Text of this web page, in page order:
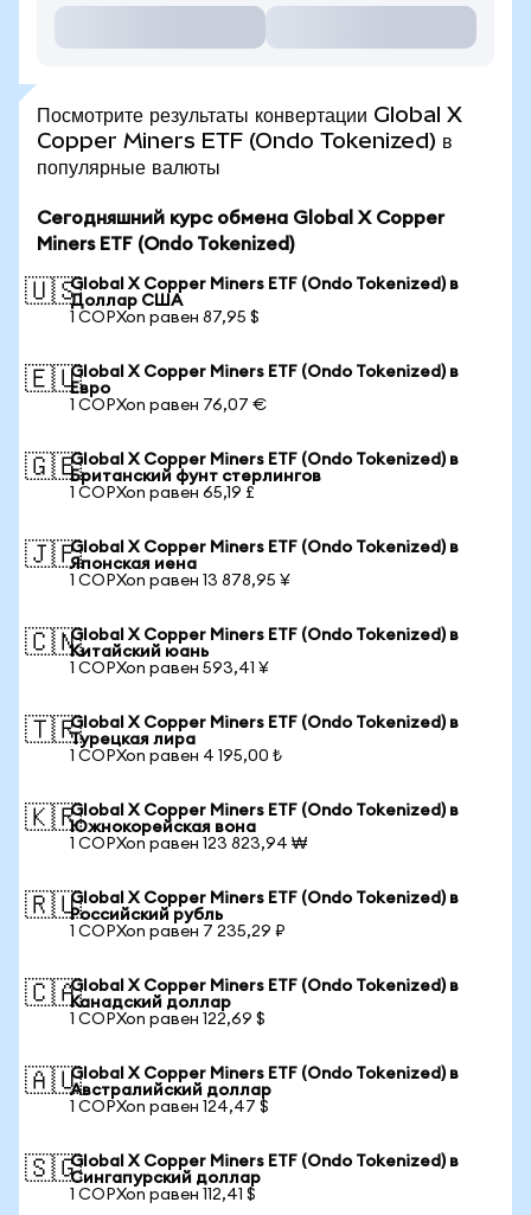
Посмотрите результаты конвертации Global X
Copper Miners ETF (Ondo Tokenized) в
популярные валюты
Сегодняшний курс обмена Global X Copper
Miners ETF (Ondo Tokenized)
🇺🇸Global X Copper Miners ETF (Ondo Tokenized) в
Доллар США
1 COPXon равен 87,95 $
🇪🇺Global X Copper Miners ETF (Ondo Tokenized) в
Евро
1 COPXon равен 76,07 €
🇬🇧Global X Copper Miners ETF (Ondo Tokenized) в
Британский фунт стерлингов
1 COPXon равен 65,19 £
🇯🇵Global X Copper Miners ETF (Ondo Tokenized) в
Японская иена
1 COPXon равен 13 878,95 ¥
🇨🇳Global X Copper Miners ETF (Ondo Tokenized) в
Китайский юань
1 COPXon равен 593,41 ¥
🇹🇷Global X Copper Miners ETF (Ondo Tokenized) в
Турецкая лира
1 COPXon равен 4 195,00 ₺
🇰🇷Global X Copper Miners ETF (Ondo Tokenized) в
Южнокорейская вона
1 COPXon равен 123 823,94 ₩
🇷🇺Global X Copper Miners ETF (Ondo Tokenized) в
Российский рубль
1 COPXon равен 7 235,29 ₽
🇨🇦Global X Copper Miners ETF (Ondo Tokenized) в
Канадский доллар
1 COPXon равен 122,69 $
🇦🇺Global X Copper Miners ETF (Ondo Tokenized) в
Австралийский доллар
1 COPXon равен 124,47 $
🇸🇬Global X Copper Miners ETF (Ondo Tokenized) в
Сингапурский доллар
1 COPXon равен 112,41 $